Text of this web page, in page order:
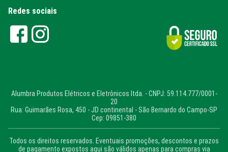
Redes sociais
Alumbra Produtos Elétricos e Eletrônicos ltda. - CNPJ: 59.114.777/0001-
20
Rua: Guimarães Rosa, 450 - JD continental - São Bernardo do Campo-SP
Cep: 09851-380
Todos os direitos reservados. Eventuais promoções, descontos e prazos
de pagamento expostos aqui são válidos apenas para compras via